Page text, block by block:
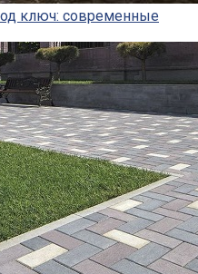
ключ: современные